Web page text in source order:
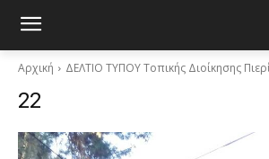
Αρχική ΔΕΛΤΙΟ ΤΥΠΟΥ Τοπικής Διοίκησης
22